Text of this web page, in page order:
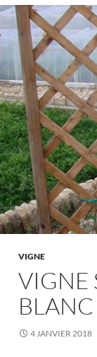
VIGNE
VIGNE
BLANC
4 JANVIER 2018